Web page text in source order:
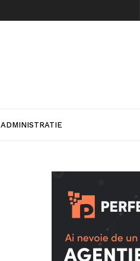
ADMINISTRATIE